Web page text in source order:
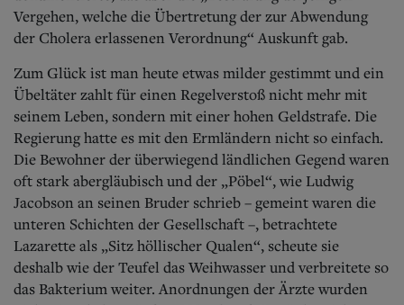
Vergehen, welche die Übertretung der zur Abwendung
der Cholera erlassenen Verordnung“ Auskunft gab.
Zum Glück ist man heute etwas milder gestimmt und ein
Übeltäter zahlt für einen Regelverstoß nicht mehr mit
seinem Leben, sondern mit einer hohen Geldstrafe. Die
Regierung hatte es mit den Ermländern nicht so einfach.
Die Bewohner der überwiegend ländlichen Gegend waren
oft stark abergläubisch und der „Pöbel“, wie Ludwig
Jacobson an seinen Bruder schrieb – gemeint waren die
unteren Schichten der Gesellschaft –, betrachtete
Lazarette als „Sitz höllischer Qualen“, scheute sie
deshalb wie der Teufel das Weihwasser und verbreitete so
das Bakterium weiter. Anordnungen der Ärzte wurden